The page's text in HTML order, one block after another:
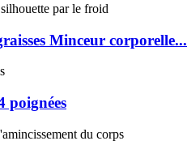
Minceur corporelle...
poignées